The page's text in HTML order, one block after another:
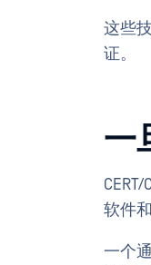
这些
证。
一
软件
一个